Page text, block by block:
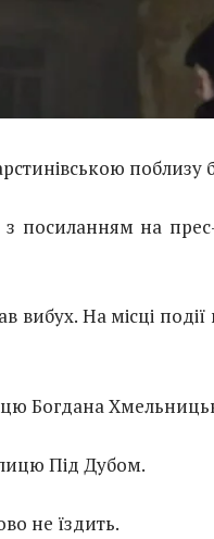
поблизу
на прес-
вибух. На місці
Богдана
Під Дубом.
не їздить.